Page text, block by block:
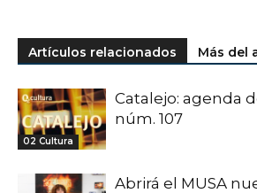
Artículos relacionados Más del
02 Cultura
Catalejo: agenda
núm. 107
Abrirá el MUSA